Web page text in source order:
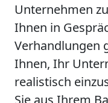
Unternehmen
Ihnen in
Verhandlungen
Ihnen, Ihr
realistisch
Sie aus Ihrem